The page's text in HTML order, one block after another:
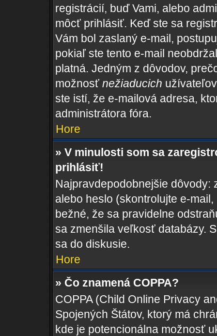
registrácií, buď Vami, alebo
môcť prihlásiť. Keď ste sa
Vám bol zaslaný e-mail,
pokiaľ ste tento e-mail
platná. Jedným z dôvodov,
možnosť nežiaducich
ste istí, že e-mailová adresa,
administrátora fóra.
Hore
» V minulosti som sa
prihlásiť!
Najpravdepodobnejšie
alebo heslo (skontrolujte e-
bežné, že sa pravidelne
sa zmenšila veľkosť databázy.
sa do diskusie.
Hore
» Čo znamená COPPA?
COPPA (Child Online Privacy
Spojených Štátov, ktorý má
kde je potencionálna možnosť